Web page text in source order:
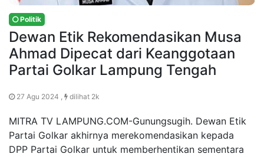
Politik
Dewan Etik Rekomendasikan Musa
Ahmad Dipecat dari Keanggotaan
Partai Golkar Lampung Tengah
27 Agu 2024 , dilihat 2k
MITRA TV LAMPUNG.COM-Gunungsugih. Dewan Etik
Partai Golkar akhirnya merekomendasikan kepada
DPP Partai Golkar untuk memberhentikan sementara